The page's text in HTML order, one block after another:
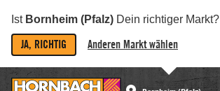
Ist Bornheim (Pfalz) Dein richtiger Markt?
JA, RICHTIG Anderen Markt wählen